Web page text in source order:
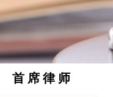
首 席 律 师